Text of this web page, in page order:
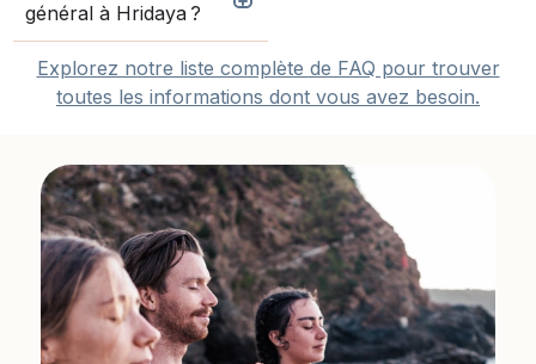
général à Hridaya ?
Explorez notre liste complète de FAQ pour trouver
toutes les informations dont vous avez besoin.